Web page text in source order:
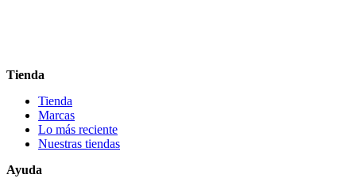
Tienda
Tienda
Marcas
Lo más reciente​
Nuestras tiendas​
Ayuda